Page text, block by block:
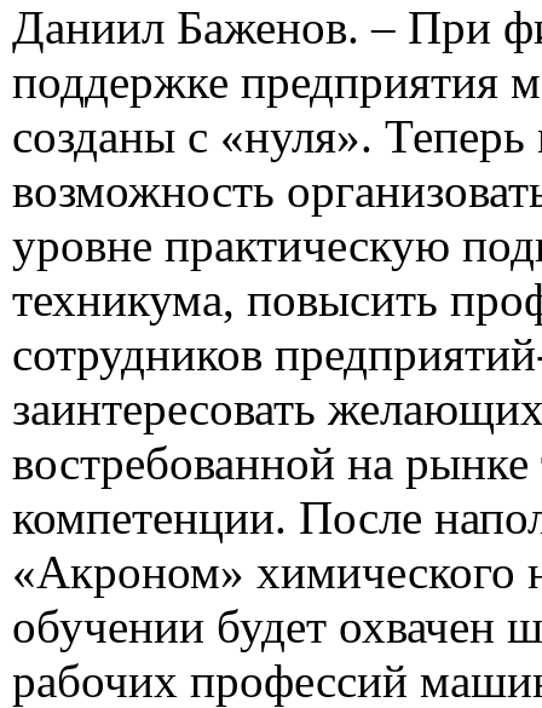
Даниил Баженов. – При
поддержке предприятия
созданы с «нуля».
возможность
уровне практическую
техникума, повысить
сотрудников
заинтересовать
востребованной на рынке
компетенции. После
«Акроном» химического
обучении будет охвачен
рабочих профессий